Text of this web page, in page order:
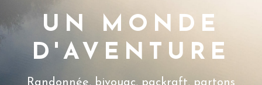
UN MONDE
D'AVENTURE
Randonnée, bivouac, packraft, partons